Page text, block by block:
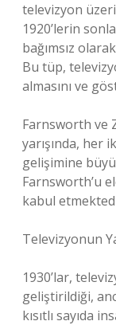
televizyon
1920’lerin
bağımsız
Bu tüp,
almasını ve
Farnsworth ve
yarışında, her
gelişimine
Farnsworth’u
kabul
Televizyonun
1930’lar,
geliştirildiği,
kısıtlı sayıda